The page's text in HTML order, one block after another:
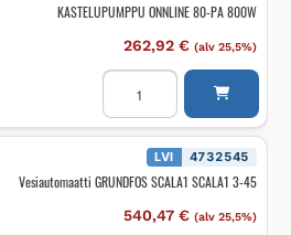
PT-
1x230V
1,5m
määrä
KASTELUPUMPPU ONNLINE 80-PA 800W
262,92 € (alv 25,5%)
KASTELUPUMPPU
ONNLINE
PA
800W
LVI 4732545
Vesiautomaatti GRUNDFOS SCALA1 SCALA1 3-45
540,47 € (alv 25,5%)